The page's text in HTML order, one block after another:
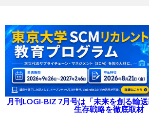
月刊LOGI-BIZ 7月号は「未来を創る輸
生存戦略を徹底取材